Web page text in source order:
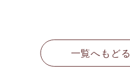
一覧へもどる